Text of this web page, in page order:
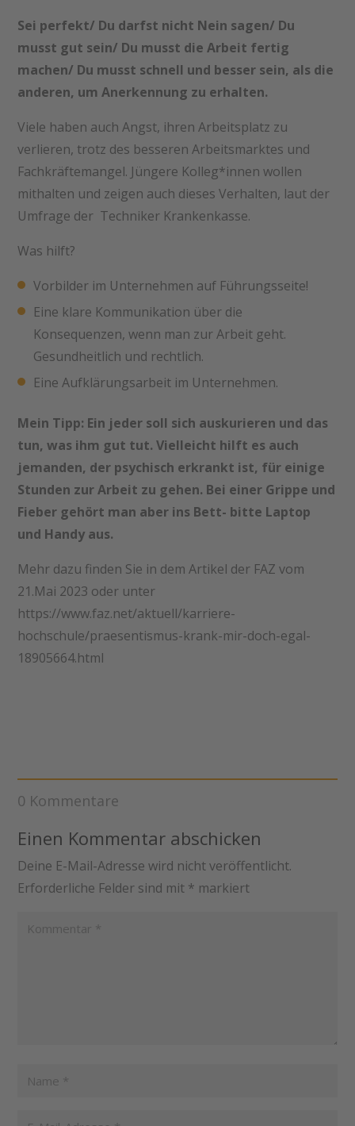
Sei perfekt/ Du darfst nicht Nein sagen/ Du
musst gut sein/ Du musst die Arbeit fertig
machen/ Du musst schnell und besser sein, als die
anderen, um Anerkennung zu erhalten.
Viele haben auch Angst, ihren Arbeitsplatz zu
verlieren, trotz des besseren Arbeitsmarktes und
Fachkräftemangel. Jüngere Kolleg*innen wollen
mithalten und zeigen auch dieses Verhalten, laut der
Umfrage der Techniker Krankenkasse.
Was hilft?
Vorbilder im Unternehmen auf Führungsseite!
Eine klare Kommunikation über die
Konsequenzen, wenn man zur Arbeit geht.
Gesundheitlich und rechtlich.
Eine Aufklärungsarbeit im Unternehmen.
Mein Tipp: Ein jeder soll sich auskurieren und das
tun, was ihm gut tut. Vielleicht hilft es auch
jemanden, der psychisch erkrankt ist, für einige
Stunden zur Arbeit zu gehen. Bei einer Grippe und
Fieber gehört man aber ins Bett- bitte Laptop
und Handy aus.
Mehr dazu finden Sie in dem Artikel der FAZ vom
21.Mai 2023 oder unter
https://www.faz.net/aktuell/karriere-
hochschule/praesentismus-krank-mir-doch-egal-
18905664.html
0 Kommentare
Einen Kommentar abschicken
Deine E-Mail-Adresse wird nicht veröffentlicht.
Erforderliche Felder sind mit * markiert